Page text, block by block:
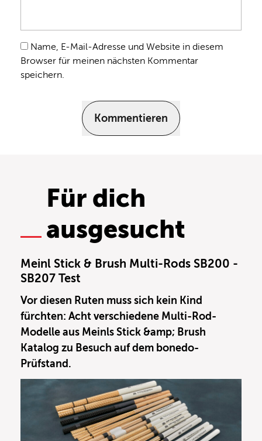
Name, E-Mail-Adresse und Website in diesem
Browser für meinen nächsten Kommentar
speichern.
Kommentieren
Für dich
ausgesucht
Meinl Stick & Brush Multi-Rods SB200 -
SB207 Test
Vor diesen Ruten muss sich kein Kind
fürchten: Acht verschiedene Multi-Rod-
Modelle aus Meinls Stick &amp; Brush
Katalog zu Besuch auf dem bonedo-
Prüfstand.